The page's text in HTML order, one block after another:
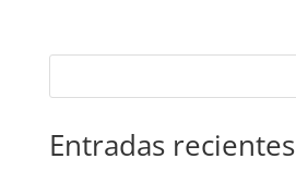
Entradas recientes